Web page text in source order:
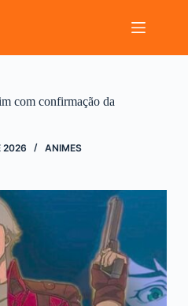
com confirmação da
2026 ANIMES